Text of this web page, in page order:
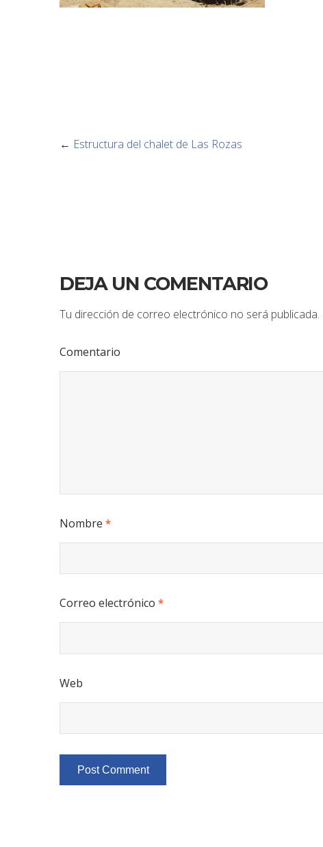
← Estructura del chalet de Las Rozas
DEJA UN COMENTARIO
Tu dirección de correo electrónico no será publicada.
Comentario
Nombre *
Correo electrónico *
Web